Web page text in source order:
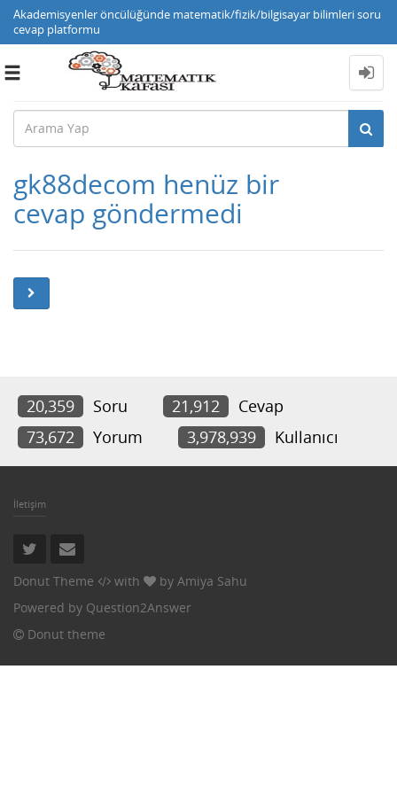
Akademisyenler öncülüğünde matematik/fizik/bilgisayar bilimleri soru
cevap platformu
Toggle
gk88decom henüz bir
cevap göndermedi
20,359 Soru 21,912
Cevap
73,672
Yorum 3,978,939 Kullanıcı
İletişim
Donut Theme with by Amiya Sahu
Powered by Question2Answer
Donut theme